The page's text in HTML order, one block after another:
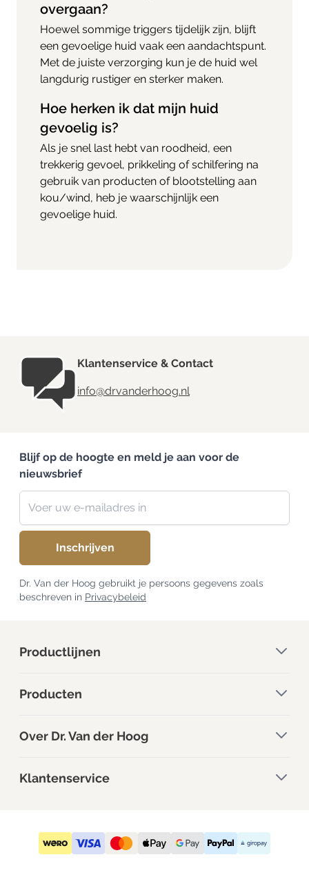
overgaan?
Hoewel sommige triggers tijdelijk zijn, blijft
een gevoelige huid vaak een aandachtspunt.
Met de juiste verzorging kun je de huid wel
langdurig rustiger en sterker maken.
Hoe herken ik dat mijn huid
gevoelig is?
Als je snel last hebt van roodheid, een
trekkerig gevoel, prikkeling of schilfering na
gebruik van producten of blootstelling aan
kou/wind, heb je waarschijnlijk een
gevoelige huid.
Klantenservice & Contact
info@drvanderhoog.nl
Blijf op de hoogte en meld je aan voor de
nieuwsbrief
Nieuwsbrief
E-mailadres
Inschrijven
Dr. Van der Hoog gebruikt je persoons gegevens zoals
beschreven in Privacybeleid
Productlijnen
Producten
Over Dr. Van der Hoog
Klantenservice